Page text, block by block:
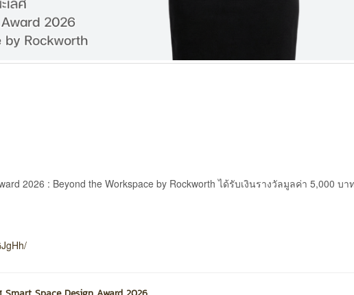
2026 : Beyond the Workspace by Rockworth ได้รับเงินรางวัลมูลค่า 5,000 บา